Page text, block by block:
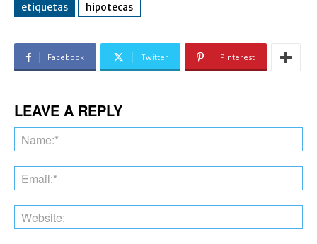
etiquetas hipotecas
Facebook Twitter Pinterest
LEAVE A REPLY